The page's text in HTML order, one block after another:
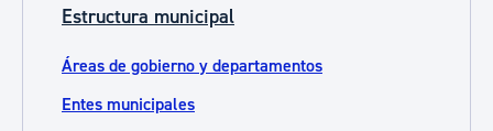
Estructura municipal
Áreas de gobierno y departamentos
Entes municipales